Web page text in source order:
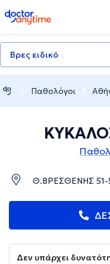
doctoranytime
Βρες ειδικό
Παθολόγοι
Θ.ΒΡΕΣΘΕΝΗΣ 51-
Δεν υπάρχει